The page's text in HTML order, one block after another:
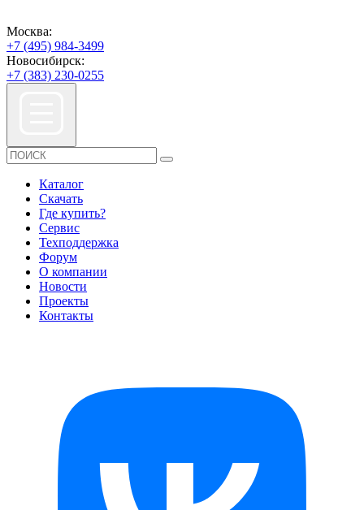
Москва:
+7 (495) 984-3499
Новосибирск:
+7 (383) 230-0255
Каталог
Скачать
Где купить?
Сервис
Техподдержка
Форум
О компании
Новости
Проекты
Контакты